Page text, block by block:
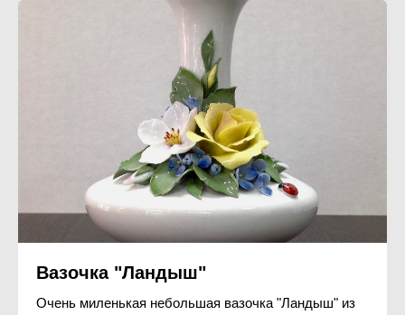
Вазочка "Ландыш"
Очень миленькая небольшая вазочка "Ландыш" из